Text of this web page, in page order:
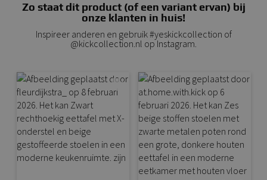
Zo staat dit product (of een variant ervan) bij
onze klanten in huis!
Inspireer anderen en gebruik #yeskickcollection of
@kickcollection.nl op Instagram.